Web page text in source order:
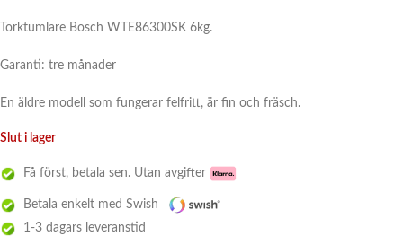
Torktumlare Bosch WTE86300SK 6kg.
Garanti: tre månader
En äldre modell som fungerar felfritt, är fin och fräsch.
Slut i lager
Få först, betala sen. Utan avgifter
Betala enkelt med Swish
1-3 dagars leveranstid